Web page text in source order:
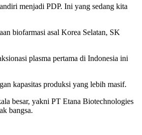
menjadi PDP. Ini yang sedang kita
biofarmasi asal Korea Selatan, SK
plasma pertama di Indonesia ini
kapasitas produksi yang lebih masif.
besar, yakni PT Etana Biotechnologies
bangsa.